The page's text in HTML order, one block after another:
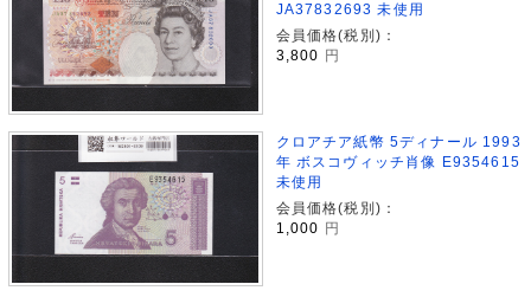
JA37832693 未使用
会員価格(税別)：
3,800
円
クロアチア紙幣 5ディナール 1993
年 ボスコヴィッチ肖像 E9354615
未使用
会員価格(税別)：
1,000 円